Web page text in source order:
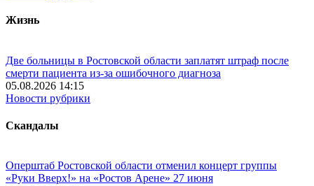
Жизнь
Две больницы в Ростовской области заплатят штраф после
смерти пациента из-за ошибочного диагноза
05.08.2026 14:15
Новости рубрики
Скандалы
Оперштаб Ростовской области отменил концерт группы
«Руки Вверх!» на «Ростов Арене» 27 июня